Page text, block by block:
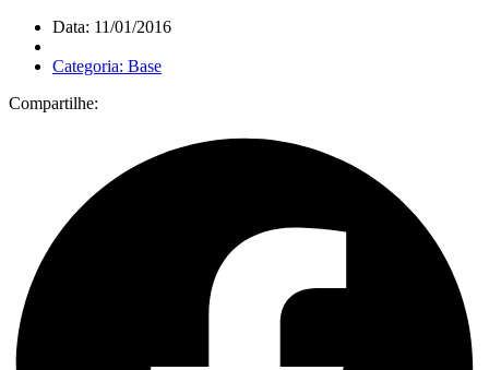
Data: 11/01/2016
Categoria: Base
Compartilhe: